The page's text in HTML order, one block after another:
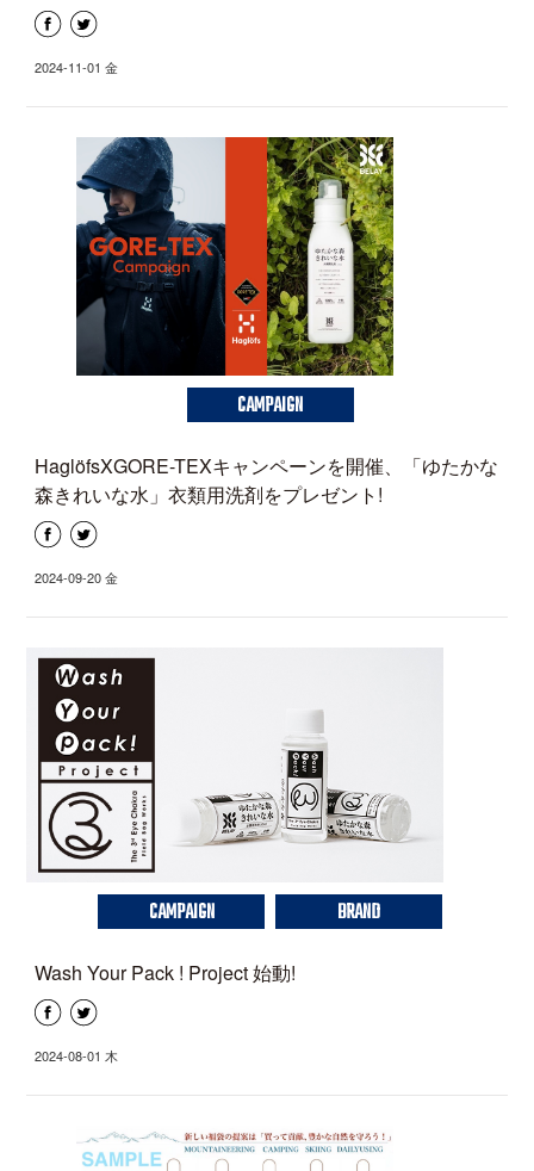
2024-11-01 金
CAMPAIGN
HaglöfsXGORE-TEXキャンペーンを開催、「ゆたかな
森きれいな水」衣類用洗剤をプレゼント!
2024-09-20 金
CAMPAIGN BRAND
Wash Your Pack ! Project 始動!
2024-08-01 木